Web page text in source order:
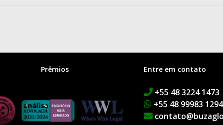
Prêmios Entre em contato
+55 48 3224 1473
+55 48 99983 1294